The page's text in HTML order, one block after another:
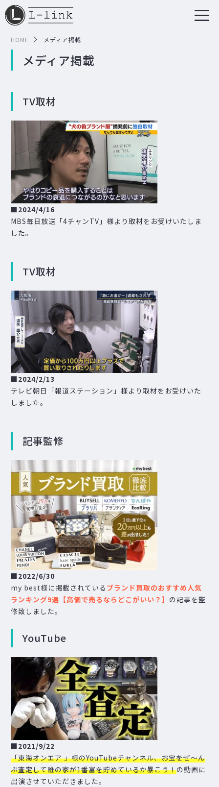
HOME メディア掲載
メディア掲載
TV取材
■2024/4/16
MBS毎日放送「4チャンTV」様より取材をお受けいたしま
した。
TV取材
■2024/2/13
テレビ朝日「報道ステーション」様より取材をお受けいた
しました。
記事監修
■2022/6/30
my best様に掲載されている ブランド買取のおすすめ人気
ランキング9選【高価で売るならどこがいい？】 の記事を監
修致しました。
YouTube
■2021/9/22
「東海オンエア 」様のYouTubeチャンネル、お宝をぜ〜ん
ぶ査定して誰の家が1番富を貯めているか暴こう！の動画に
出演させていただきました。